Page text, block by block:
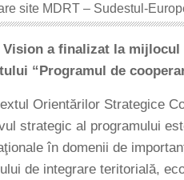
site MDRT – Sudestul-
Vision a finalizat la
“Programul de
Orientărilor Strategice
strategic al programului
în domenii de
de integrare teritorială,